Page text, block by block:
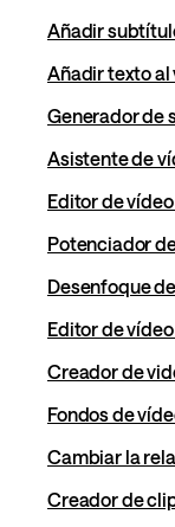
Añadir
Añadir texto al
Generador de
Asistente de
Editor de
Potenciador
Desenfoque
Editor de
Creador de
Fondos de
Cambiar la
Creador de